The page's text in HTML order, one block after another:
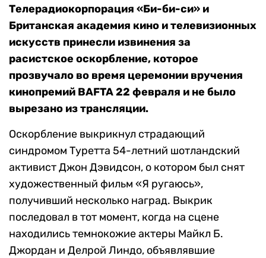
Телерадиокорпорация «Би-би-си» и
Британская академия кино и телевизионных
искусств принесли извинения за
расистское оскорбление, которое
прозвучало во время церемонии вручения
кинопремий BAFTA 22 февраля и не было
вырезано из трансляции.
Оскорбление выкрикнул страдающий
синдромом Туретта 54-летний шотландский
активист Джон Дэвидсон, о котором был снят
художественный фильм «Я ругаюсь»,
получивший несколько наград. Выкрик
последовал в тот момент, когда на сцене
находились темнокожие актеры Майкл Б.
Джордан и Делрой Линдо, объявлявшие